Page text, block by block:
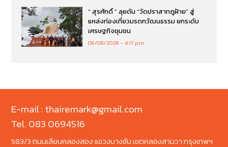
“ สุรศักดิ์ ” ลุยดัน “วัดปราสาทภูฝ้าย” สู่
แหล่งท่องเที่ยวมรดกวัฒนธรรม ยกระดับ
เศรษฐกิจชุมชน
06/08/2026 4:17 pm
E-mail : thairemark@gmail.com
Tel. 083 0694516
583/3 ถนนเลียบคลองสอง แขวงบางชัน เขตคลองสามวา กรุงเทพฯ